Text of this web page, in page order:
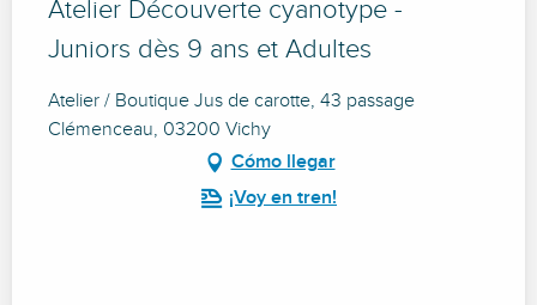
Atelier Découverte cyanotype -
Juniors dès 9 ans et Adultes
Atelier / Boutique Jus de carotte, 43 passage
Clémenceau, 03200 Vichy
Cómo llegar
¡Voy en tren!